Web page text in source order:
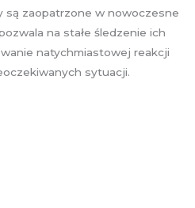
są zaopatrzone w nowoczesne
na stałe śledzenie ich
natychmiastowej reakcji
sytuacji.